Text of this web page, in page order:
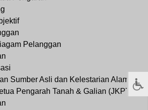
Pelanggan
Sumber Asli dan Kelestarian Alam
Pengarah Tanah & Galian (JKPTG)